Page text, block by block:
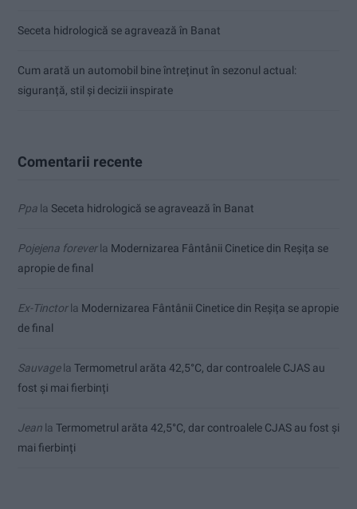
Seceta hidrologică se agravează în Banat
Cum arată un automobil bine întreținut în sezonul actual:
siguranță, stil și decizii inspirate
Comentarii recente
Ppa la Seceta hidrologică se agravează în Banat
Pojejena foreverla Modernizarea Fântânii Cinetice din Reșița se
apropie de final
Ex-Tinctorla Modernizarea Fântânii Cinetice din Reșița se apropie
de final
Sauvagela Termometrul arăta 42,5°C, dar controalele CJAS au
fost și mai fierbinți
Jean la Termometrul arăta 42,5°C, dar controalele CJAS au fost și
mai fierbinți